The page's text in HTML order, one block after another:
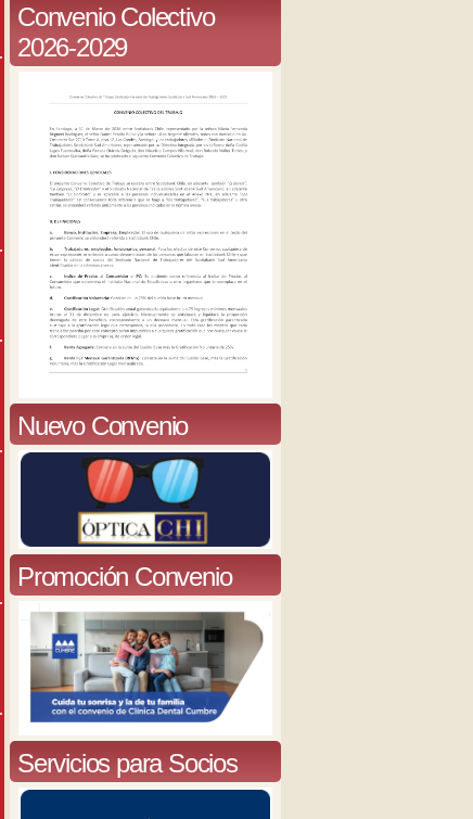
Convenio Colectivo
2026-2029
Nuevo Convenio
Promoción Convenio
Servicios para Socios